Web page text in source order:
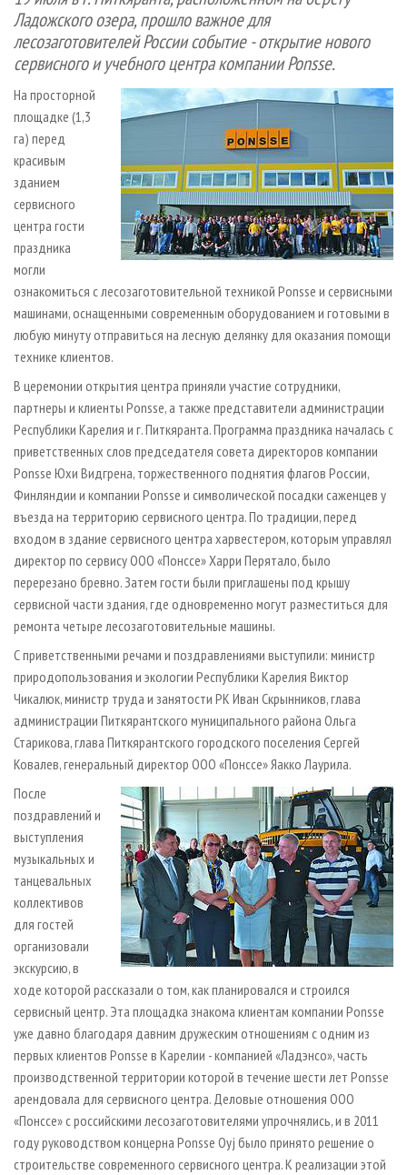
СУШКА ДРЕВЕСИНЫ
ПРОИЗВОДСТВО ДРЕВЕСНЫХ ПЛИТ
ДЕРЕВЯННОЕ ДОМОСТРОЕНИЕ
ПРОИЗВОДСТВО МЕБЕЛИ
БИОЭНЕРГЕТИКА
ЦБП
ИНСТРУМЕНТ И МАТЕРИАЛЫ
ПЕРСОНЫ
МОБИЛЬНЫЕ ВЫСТАВКИ
ОФИЦИАЛЬНЫЕ ДЕЛЕГАЦИИ
ПРИОРИТЕТНЫЕ ИНВЕСТПРОЕКТЫ
RUSSIAN FORESTRY REVIEW
ГАЗЕТА ЛЕСПРОМФОРУМ
БИБЛИОТЕКА СПЕЦИАЛИСТА
КОНТАКТЫ
РЕКЛАМА
РЕКЛАМА НА САЙТЕ
Ладожского озера, прошло важное для
лесозаготовителей России событие - открытие нового
сервисного и учебного центра компании Ponsse.
На просторной
площадке (1,3
га) перед
красивым
зданием
сервисного
центра гости
праздника
могли
ознакомиться с лесозаготовительной техникой Ponsse и сервисными
машинами, оснащенными современным оборудованием и готовыми в
любую минуту отправиться на лесную делянку для оказания помощи
технике клиентов.
В церемонии открытия центра приняли участие сотрудники,
партнеры и клиенты Ponsse, а также представители администрации
Республики Карелия и г. Питкяранта. Программа праздника началась с
приветственных слов председателя совета директоров компании
Ponsse Юхи Видгрена, торжественного поднятия флагов России,
Финляндии и компании Ponsse и символической посадки саженцев у
въезда на территорию сервисного центра. По традиции, перед
входом в здание сервисного центра харвестером, которым управлял
директор по сервису ООО «Понссе» Харри Перятало, было
перерезано бревно. Затем гости были приглашены под крышу
сервисной части здания, где одновременно могут разместиться для
ремонта четыре лесозаготовительные машины.
С приветственными речами и поздравлениями выступили: министр
природопользования и экологии Республики Карелия Виктор
Чикалюк, министр труда и занятости РК Иван Скрынников, глава
администрации Питкярантского муниципального района Ольга
Старикова, глава Питкярантского городского поселения Сергей
Ковалев, генеральный директор ООО «Понссе» Яакко Лаурила.
После
поздравлений и
выступления
музыкальных и
танцевальных
коллективов
для гостей
организовали
экскурсию, в
ходе которой рассказали о том, как планировался и строился
сервисный центр. Эта площадка знакома клиентам компании Ponsse
уже давно благодаря давним дружеским отношениям с одним из
первых клиентов Ponsse в Карелии - компанией «Ладэнсо», часть
производственной территории которой в течение шести лет Ponsse
арендовала для сервисного центра. Деловые отношения ООО
«Понссе» с российскими лесозаготовителями упрочнялись, и в 2011
году руководством концерна Ponsse Oyj было принято решение о
строительстве современного сервисного центра. К реализации этой